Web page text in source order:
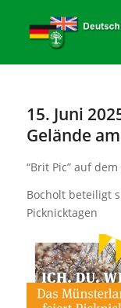
15. Juni
Gelände
“Brit Pic” auf
Bocholt beteiligt
Picknicktagen